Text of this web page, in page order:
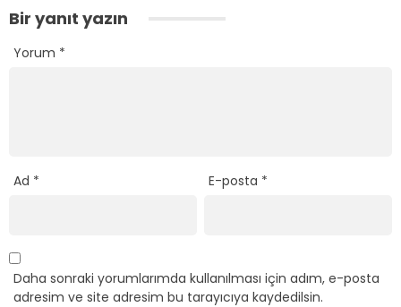
Bir yanıt yazın
Yorum *
Ad * E-posta *
Daha sonraki yorumlarımda kullanılması için adım, e-posta
adresim ve site adresim bu tarayıcıya kaydedilsin.